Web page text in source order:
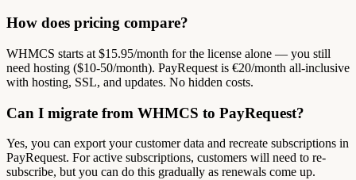
How does pricing compare?
WHMCS starts at $15.95/month for the license alone — you still
need hosting ($10-50/month). PayRequest is €20/month all-inclusive
with hosting, SSL, and updates. No hidden costs.
Can I migrate from WHMCS to PayRequest?
Yes, you can export your customer data and recreate subscriptions in
PayRequest. For active subscriptions, customers will need to re-
subscribe, but you can do this gradually as renewals come up.